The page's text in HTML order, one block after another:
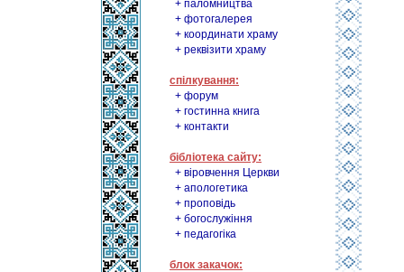
+ паломництва
+ фотогалерея
+ координати храму
+ реквізити храму
спілкування:
+ форум
+ гостинна книга
+ контакти
бібліотека сайту:
+ віровчення Церкви
+ апологетика
+ проповідь
+ богослужіння
+ педагогіка
блок закачок: